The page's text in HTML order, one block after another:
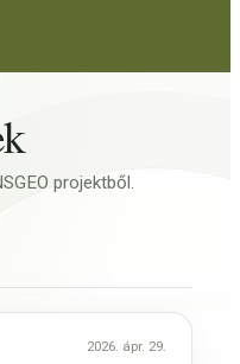
projektből.
2026. ápr. 29.